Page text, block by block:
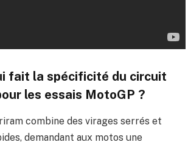
fait la spécificité du circuit
les essais MotoGP ?
combine des virages serrés et
demandant aux motos une